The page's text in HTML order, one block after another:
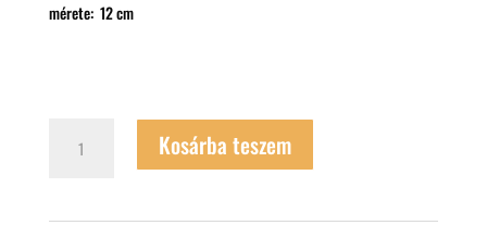
mérete: 12 cm
mennyiség
Kosárba teszem